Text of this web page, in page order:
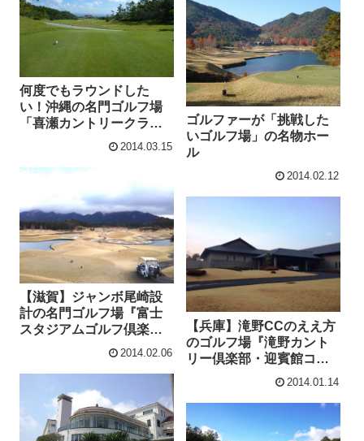
何度でもラウンドした
い！沖縄の名門ゴルフ場
「喜瀬カントリークラ
2014.03.15
ゴルファーが「挑戦した
いゴルフ場」の名物ホー
ル
2014.02.12
【滋賀】ジャンボ尾崎設
計の名門ゴルフ場『富士
スタジアムゴルフ倶楽部
2014.02.06
【兵庫】滝野CCのええ方
のゴルフ場『滝野カント
リー倶楽部・迎賓館コー
2014.01.14